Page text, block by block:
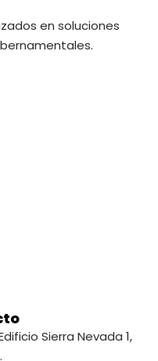
en soluciones
Sierra Nevada 1,